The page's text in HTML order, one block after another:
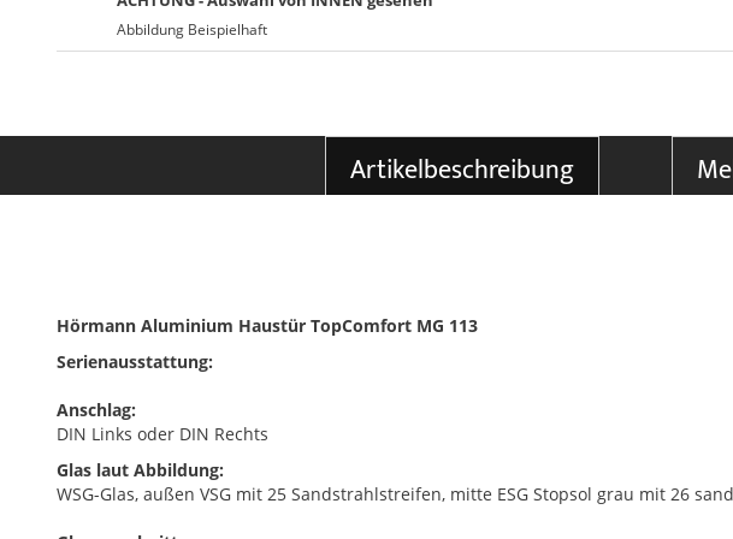
Abbildung Beispielhaft
Artikelbeschreibung
Hörmann Aluminium Haustür TopComfort MG 113
Serienausstattung:
Anschlag:
DIN Links oder DIN Rechts
Glas laut Abbildung:
WSG-Glas, außen VSG mit 25 Sandstrahlstreifen, mitte ESG Stopsol grau mit 26